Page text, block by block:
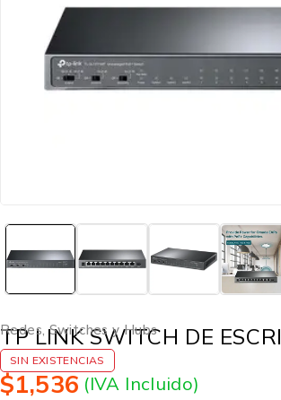
Redes,Switches y Hubs
TP LINK SWITCH DE
SIN EXISTENCIAS
$1,536 (IVA Incluido)